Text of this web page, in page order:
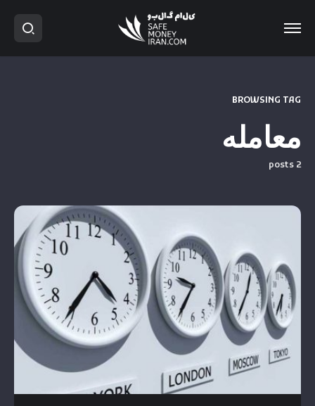
BROWSING TAG
معامله
2 posts